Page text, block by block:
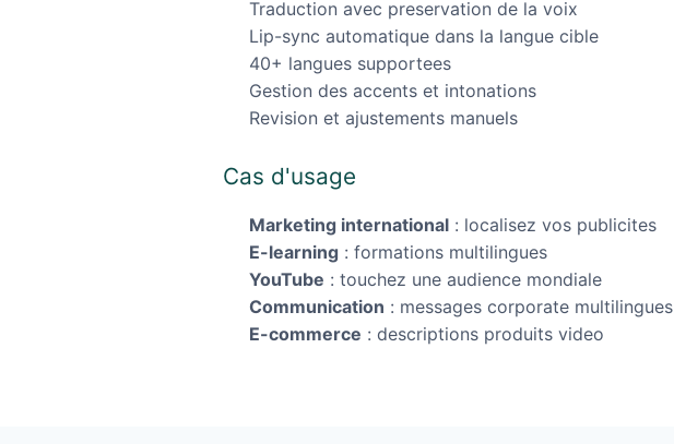
Traduction avec preservation de la voix
Lip-sync automatique dans la langue cible
40+ langues supportees
Gestion des accents et intonations
Revision et ajustements manuels
Cas d'usage
Marketing international : localisez vos publicites
E-learning : formations multilingues
YouTube : touchez une audience mondiale
Communication : messages corporate multilingues
E-commerce : descriptions produits video